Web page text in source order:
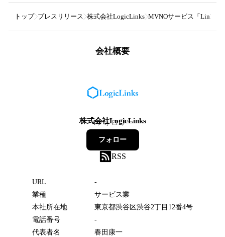
トップ プレスリリース 株式会社LogicLinks MVNOサービス「
会社概要
株式会社LogicLinks
4フォロワー
フォロー
RSS
URL
-
業種
サービス業
本社所在地
東京都渋谷区渋谷2丁目12番4号
電話番号
-
代表者名
春田康一